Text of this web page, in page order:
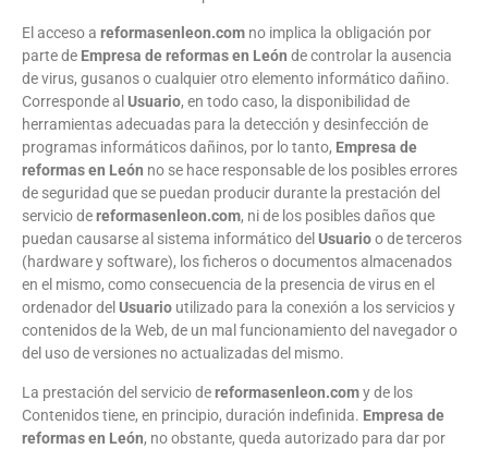
El acceso a reformasenleon.com no implica la obligación por
parte de Empresa de reformas en León de controlar la ausencia
de virus, gusanos o cualquier otro elemento informático dañino.
Corresponde al Usuario, en todo caso, la disponibilidad de
herramientas adecuadas para la detección y desinfección de
programas informáticos dañinos, por lo tanto, Empresa de
reformas en León no se hace responsable de los posibles errores
de seguridad que se puedan producir durante la prestación del
servicio dereformasenleon.com, ni de los posibles daños que
puedan causarse al sistema informático del Usuarioo de terceros
(hardware y software), los ficheros o documentos almacenados
en el mismo, como consecuencia de la presencia de virus en el
ordenador del Usuario utilizado para la conexión a los servicios y
contenidos de la Web, de un mal funcionamiento del navegador o
del uso de versiones no actualizadas del mismo.
La prestación del servicio dereformasenleon.comy de los
Contenidos tiene, en principio, duración indefinida. Empresa de
reformas en León, no obstante, queda autorizado para dar por